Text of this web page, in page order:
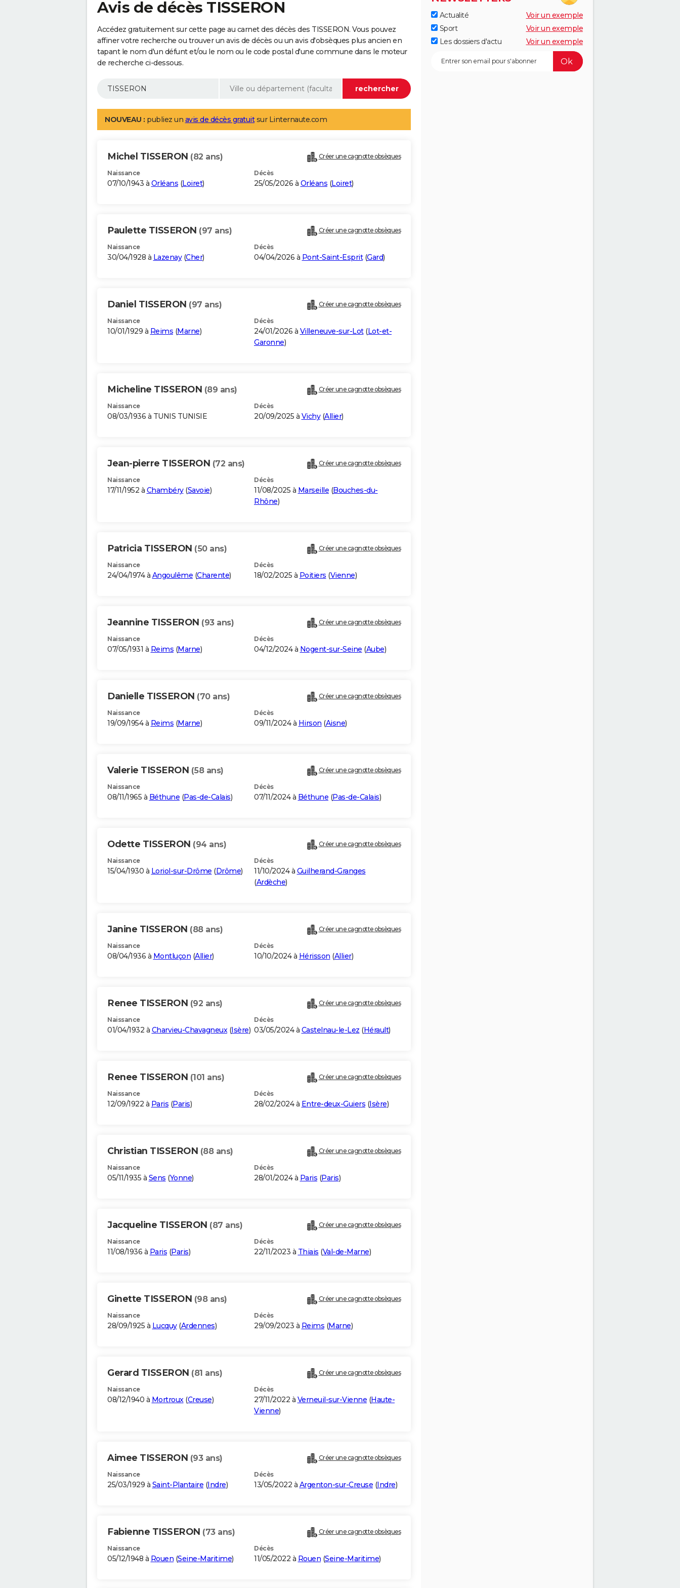
Avis de décès TISSERON
Accédez gratuitement sur cette page au carnet des décès des TISSERON. Vous pouvez
affiner votre recherche ou trouver un avis de décès ou un avis d'obsèques plus ancien en
tapant le nom d'un défunt et/ou le nom ou le code postal d'une commune dans le moteur
de recherche ci-dessous.
NOUVEAU : publiez un avis de décès gratuitsur Linternaute.com
Michel TISSERON (82 ans) Créer une cagnotte obsèques
Naissance
07/10/1943 à Orléans (Loiret)
Décès
25/05/2026 à Orléans (Loiret)
Paulette TISSERON (97 ans) Créer une cagnotte obsèques
Naissance
30/04/1928 à Lazenay(Cher)
Décès
04/04/2026 à Pont-Saint-Esprit(Gard)
Daniel TISSERON (97 ans) Créer une cagnotte obsèques
Naissance
10/01/1929 à Reims (Marne)
Décès
24/01/2026 à Villeneuve-sur-Lot(Lot-et-
Garonne)
Micheline TISSERON (89 ans) Créer une cagnotte obsèques
Naissance
08/03/1936 à TUNIS TUNISIE
Décès
20/09/2025 à Vichy(Allier)
Jean-pierre TISSERON (72 ans) Créer une cagnotte obsèques
Naissance
17/11/1952 à Chambéry(Savoie)
Décès
11/08/2025 à Marseille (Bouches-du-
Rhône)
Patricia TISSERON (50 ans) Créer une cagnotte obsèques
Naissance
24/04/1974 à Angoulême (Charente)
Décès
18/02/2025 à Poitiers (Vienne)
Jeannine TISSERON (93 ans) Créer une cagnotte obsèques
Naissance
07/05/1931 à Reims (Marne)
Décès
04/12/2024 à Nogent-sur-Seine (Aube)
Danielle TISSERON (70 ans) Créer une cagnotte obsèques
Naissance
19/09/1954 à Reims (Marne)
Décès
09/11/2024 à Hirson (Aisne)
Valerie TISSERON (58 ans) Créer une cagnotte obsèques
Naissance
08/11/1965 à Béthune (Pas-de-Calais)
Décès
07/11/2024 à Béthune (Pas-de-Calais)
Odette TISSERON (94 ans) Créer une cagnotte obsèques
Naissance
15/04/1930 à Loriol-sur-Drôme (Drôme)
Décès
11/10/2024 à Guilherand-Granges
(Ardèche)
Janine TISSERON (88 ans) Créer une cagnotte obsèques
Naissance
08/04/1936 à Montluçon (Allier)
Décès
10/10/2024 à Hérisson (Allier)
Renee TISSERON (92 ans) Créer une cagnotte obsèques
Naissance
01/04/1932 à Charvieu-Chavagneux(Isère)
Décès
03/05/2024 à Castelnau-le-Lez (Hérault)
Renee TISSERON (101 ans) Créer une cagnotte obsèques
Naissance
12/09/1922 à Paris (Paris)
Décès
28/02/2024 à Entre-deux-Guiers (Isère)
Christian TISSERON (88 ans) Créer une cagnotte obsèques
Naissance
05/11/1935 à Sens (Yonne)
Décès
28/01/2024 à Paris (Paris)
Jacqueline TISSERON (87 ans) Créer une cagnotte obsèques
Naissance
11/08/1936 à Paris (Paris)
Décès
22/11/2023 à Thiais (Val-de-Marne)
Ginette TISSERON (98 ans) Créer une cagnotte obsèques
Naissance
28/09/1925 à Lucquy(Ardennes)
Décès
29/09/2023 à Reims (Marne)
Gerard TISSERON (81 ans) Créer une cagnotte obsèques
Naissance
08/12/1940 à Mortroux(Creuse)
Décès
27/11/2022 à Verneuil-sur-Vienne (Haute-
Vienne)
Aimee TISSERON (93 ans) Créer une cagnotte obsèques
Naissance
25/03/1929 à Saint-Plantaire (Indre)
Décès
13/05/2022 à Argenton-sur-Creuse (Indre)
Fabienne TISSERON (73 ans) Créer une cagnotte obsèques
Naissance
05/12/1948 à Rouen (Seine-Maritime)
Décès
11/05/2022 à Rouen (Seine-Maritime)
Actualité
Voir un exemple
Sport
Voir un exemple
Les dossiers d'actu
Voir un exemple